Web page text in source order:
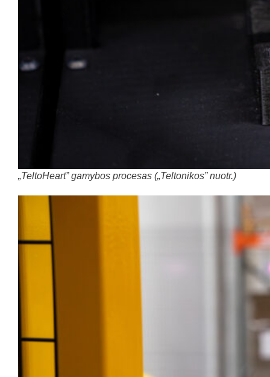
„TeltoHeart” gamybos procesas („Teltonikos” nuotr.)